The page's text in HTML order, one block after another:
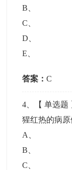
B
C
D
E
答案：C
4 、【单选题
猩红热的病原
A
B
C